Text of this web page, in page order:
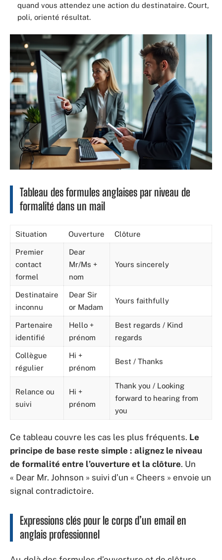
quand vous attendez une action du destinataire. Court,
poli, orienté résultat.
Tableau des formules anglaises par niveau de
formalité dans un mail
Situation Ouverture Clôture
Premier
contact
formel
Dear
Mr/Ms +
nom
Yours sincerely
Destinataire
inconnu
Dear Sir
or Madam
Yours faithfully
Partenaire
identifié
Hello +
prénom
Best regards / Kind
regards
Collègue
régulier
Hi +
prénom
Best / Thanks
Relance ou
suivi
Hi +
prénom
Thank you / Looking
forward to hearing from
you
Ce tableau couvre les cas les plus fréquents. Le
principe de base reste simple : alignez le niveau
de formalité entre l’ouverture et la clôture. Un
« Dear Mr. Johnson » suivi d’un « Cheers » envoie un
signal contradictoire.
Expressions clés pour le corps d’un email en
anglais professionnel